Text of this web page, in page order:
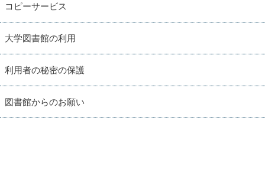
コピーサービス
大学図書館の利用
利用者の秘密の保護
図書館からのお願い